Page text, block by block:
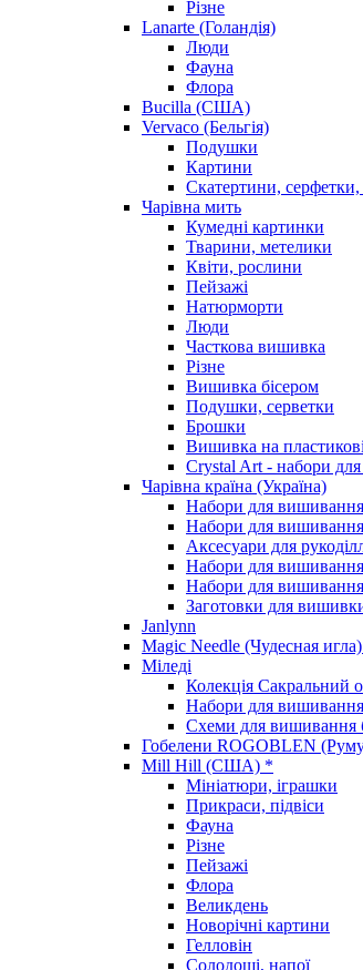
Різне
Lanarte (Голандія)
Люди
Фауна
Флора
Bucilla (США)
Vervaco (Бельгія)
Подушки
Картини
Скатертини,
Чарiвна мить
Кумедні картинки
Тварини, метелики
Квіти, рослини
Пейзажі
Натюрморти
Люди
Часткова вишивка
Різне
Вишивка бісером
Подушки, серветки
Брошки
Вишивка на
Crystal Art - набори
Чарівна країна (Україна)
Набори для вишивання
Набори для
Аксесуари для
Набори для вишивання
Набори для вишивання
Заготовки для
Janlynn
Magic Needle (Чудесная
Міледі
Колекція Сакральний
Набори для вишивання
Схеми для вишивання
Гобелени ROGOBLEN
Mill Hill (США) *
Мініатюри, іграшки
Прикраси, підвіси
Фауна
Різне
Пейзажі
Флора
Великдень
Новорічні картини
Гелловін
Солодощі, напої